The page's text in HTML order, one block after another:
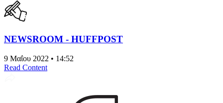
NEWSROOM - HUFFPOST
9 Μαΐου 2022 • 14:52
Read Content